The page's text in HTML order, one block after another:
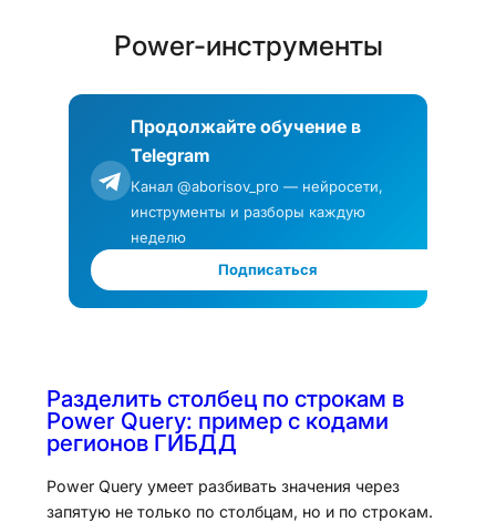
Power-инструменты
Продолжайте обучение в
Telegram
Канал @aborisov_pro — нейросети,
инструменты и разборы каждую
неделю
Подписаться
Разделить столбец по строкам в
Power Query: пример с кодами
регионов ГИБДД
Power Query умеет разбивать значения через
запятую не только по столбцам, но и по строкам.